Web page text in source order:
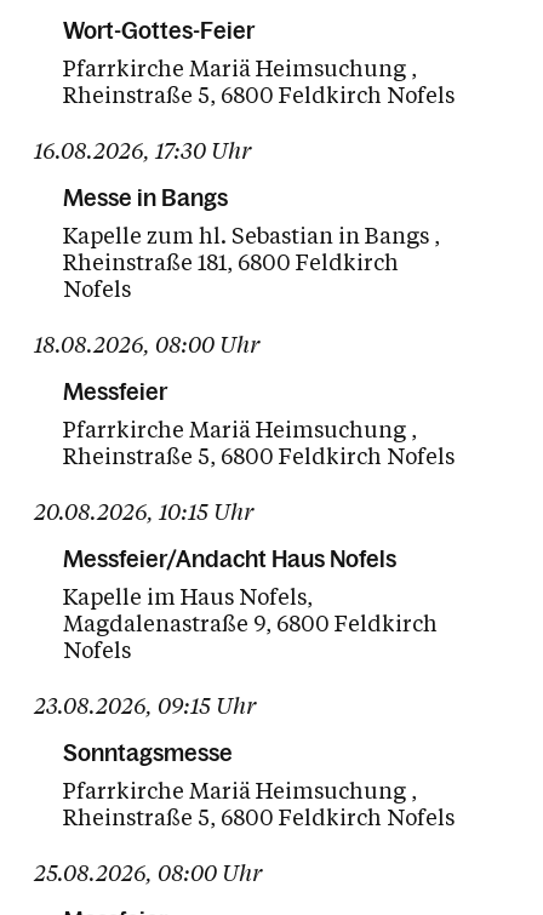
Wort-Gottes-Feier
Pfarrkirche Mariä Heimsuchung
Rheinstraße 5 6800 Feldkirch Nofels
16.08.2026, 17:30 Uhr
Messe in Bangs
Kapelle zum hl. Sebastian in Bangs
Rheinstraße 181 6800 Feldkirch
Nofels
18.08.2026, 08:00 Uhr
Messfeier
Pfarrkirche Mariä Heimsuchung
Rheinstraße 5 6800 Feldkirch Nofels
20.08.2026, 10:15 Uhr
Messfeier/Andacht Haus Nofels
Kapelle im Haus Nofels
Magdalenastraße 9 6800 Feldkirch
Nofels
23.08.2026, 09:15 Uhr
Sonntagsmesse
Pfarrkirche Mariä Heimsuchung
Rheinstraße 5 6800 Feldkirch Nofels
25.08.2026, 08:00 Uhr